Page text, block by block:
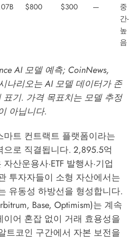
$800 $300 —
중
간-
높
음
AI 모델 예측; CoinNews,
나리오는 AI 모델 데이터가 존
표기. 가격 목표치는 모델 추정
아닙니다.
마트 컨트랙트 플랫폼이라는
으로 직결됩니다. 2,895.5억
산운용사·ETF 발행사·기업
투자자들이 소형 자산에서는
유동성 하방선을 형성합니다.
Base, Optimism)는 계속
이어 혼잡 없이 거래 효용성을
트코인 구간에서 자본 보전을